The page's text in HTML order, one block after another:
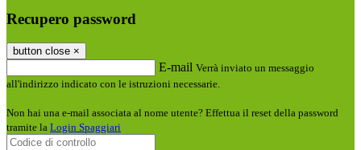
Recupero password
button close ×
E-mail Verrà inviato un messaggio
all'indirizzo indicato con le istruzioni necessarie.
Non hai una e-mail associata al nome utente? Effettua il reset della password
tramite la Login Spaggiari